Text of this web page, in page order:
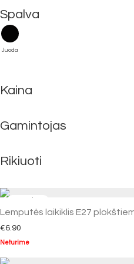
Spalva
Juoda
Kaina
Gamintojas
Rikiuoti
Lemputės laikiklis E27
€6.90
Neturime